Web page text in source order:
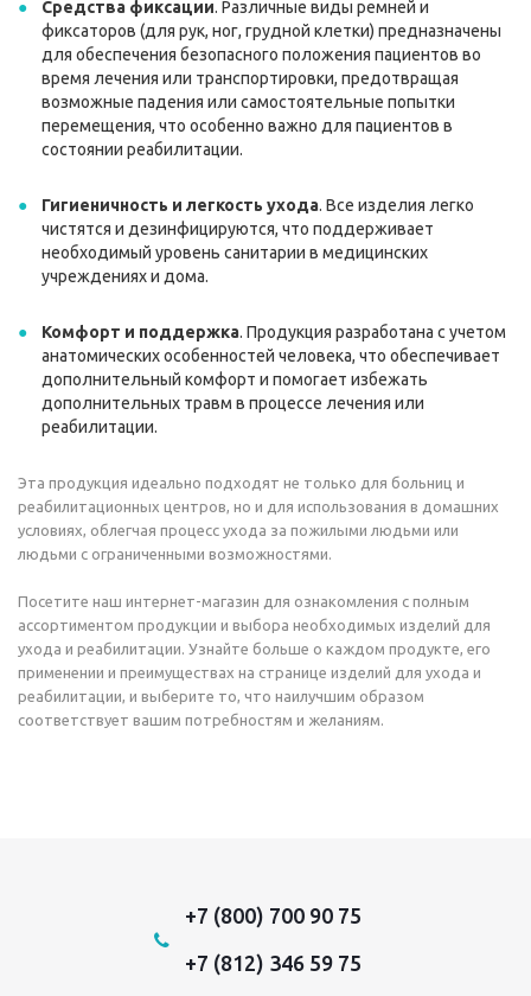
Средства фиксации. Различные виды ремней и
фиксаторов (для рук, ног, грудной клетки) предназначены
для обеспечения безопасного положения пациентов во
время лечения или транспортировки, предотвращая
возможные падения или самостоятельные попытки
перемещения, что особенно важно для пациентов в
состоянии реабилитации.
Гигиеничность и легкость ухода. Все изделия легко
чистятся и дезинфицируются, что поддерживает
необходимый уровень санитарии в медицинских
учреждениях и дома.
Комфорт и поддержка. Продукция разработана с учетом
анатомических особенностей человека, что обеспечивает
дополнительный комфорт и помогает избежать
дополнительных травм в процессе лечения или
реабилитации.
Эта продукция идеально подходят не только для больниц и
реабилитационных центров, но и для использования в домашних
условиях, облегчая процесс ухода за пожилыми людьми или
людьми с ограниченными возможностями.
Посетите наш интернет-магазин для ознакомления с полным
ассортиментом продукции и выбора необходимых изделий для
ухода и реабилитации. Узнайте больше о каждом продукте, его
применении и преимуществах на странице изделий для ухода и
реабилитации, и выберите то, что наилучшим образом
соответствует вашим потребностям и желаниям.
+7 (800) 700 90 75
+7 (812) 346 59 75